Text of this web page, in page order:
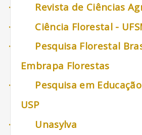
·
Revista de Ciências
·
Ciência Florestal -
·
Pesquisa Florestal
Embrapa Florestas
·
Pesquisa em
USP
·
Unasylva